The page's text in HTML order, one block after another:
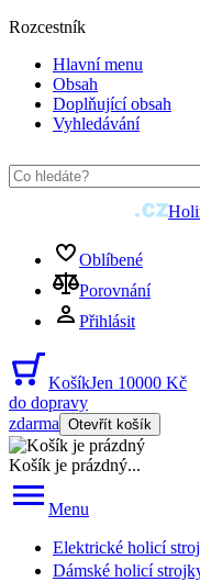
Rozcestník
Hlavní menu
Obsah
Doplňující obsah
Vyhledávání
Oblíbené
Porovnání
Přihlásit
KošíkJen 10000 Kč
do dopravy
zdarma Otevřít košík
Košík je prázdný...
Menu
Elektrické holicí
Dámské holicí